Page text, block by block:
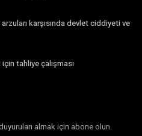
karşısında devlet ciddiyeti ve
tahliye çalışması
almak için abone olun.